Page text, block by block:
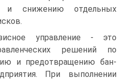
и снижению отдельных
управление - это
решений по
и предотвращению бан­
При выполнении